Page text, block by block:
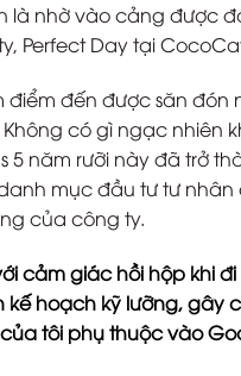
là nhờ vào cảng được
Perfect Day tại
điểm đến được săn đón
Không có gì ngạc nhiên
5 năm rưỡi này đã trở
mục đầu tư tư
của công ty.
cảm giác hồi hộp khi
kế hoạch kỹ lưỡng, gây
tôi phụ thuộc vào